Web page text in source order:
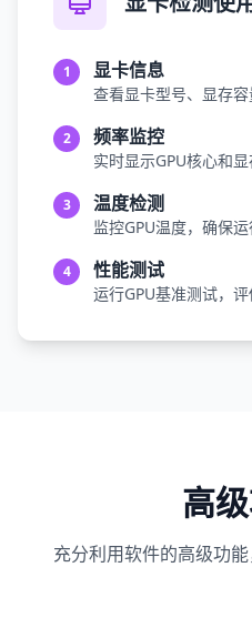
1 显卡信息
查看显卡型号、显存
2 频率监控
实时显示GPU核心和
3 温度检测
监控GPU温度，确保
4 性能测试
运行GPU基准测试，
高
充分利用软件的高级功